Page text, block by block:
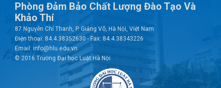
Phòng Đảm Bảo Chất Lượng Đào Tạo Và
Khảo Thí
87 Nguyễn Chí Thanh, P. Giảng Võ, Hà Nội, Việt Nam
Điện thoại: 84.4.38352630 - Fax: 84.4.38343226
Email: info@hlu.edu.vn
© 2016 Trường Đại học Luật Hà Nội